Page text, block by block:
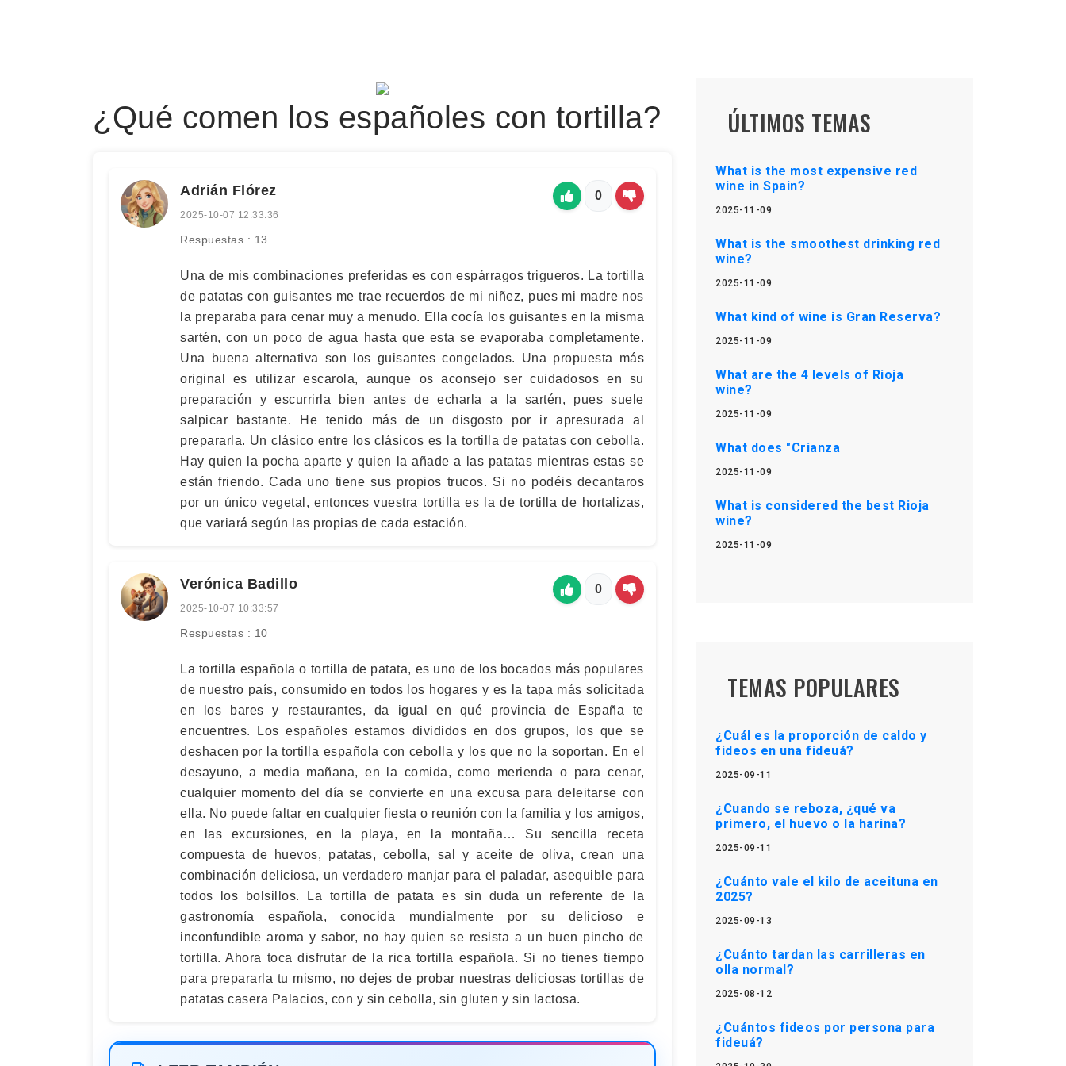
¿Qué comen los españoles con tortilla?
Adrián Flórez
2025-10-07 12:33:36
Respuestas : 13
0
Una de mis combinaciones preferidas es con espárragos trigueros. La tortilla
de patatas con guisantes me trae recuerdos de mi niñez, pues mi madre nos
la preparaba para cenar muy a menudo. Ella cocía los guisantes en la misma
sartén, con un poco de agua hasta que esta se evaporaba completamente.
Una buena alternativa son los guisantes congelados. Una propuesta más
original es utilizar escarola, aunque os aconsejo ser cuidadosos en su
preparación y escurrirla bien antes de echarla a la sartén, pues suele
salpicar bastante. He tenido más de un disgosto por ir apresurada al
prepararla. Un clásico entre los clásicos es la tortilla de patatas con cebolla.
Hay quien la pocha aparte y quien la añade a las patatas mientras estas se
están friendo. Cada uno tiene sus propios trucos. Si no podéis decantaros
por un único vegetal, entonces vuestra tortilla es la de tortilla de hortalizas,
que variará según las propias de cada estación.
Verónica Badillo
2025-10-07 10:33:57
Respuestas : 10
0
La tortilla española o tortilla de patata, es uno de los bocados más populares
de nuestro país, consumido en todos los hogares y es la tapa más solicitada
en los bares y restaurantes, da igual en qué provincia de España te
encuentres. Los españoles estamos divididos en dos grupos, los que se
deshacen por la tortilla española con cebolla y los que no la soportan. En el
desayuno, a media mañana, en la comida, como merienda o para cenar,
cualquier momento del día se convierte en una excusa para deleitarse con
ella. No puede faltar en cualquier fiesta o reunión con la familia y los amigos,
en las excursiones, en la playa, en la montaña… Su sencilla receta
compuesta de huevos, patatas, cebolla, sal y aceite de oliva, crean una
combinación deliciosa, un verdadero manjar para el paladar, asequible para
todos los bolsillos. La tortilla de patata es sin duda un referente de la
gastronomía española, conocida mundialmente por su delicioso e
inconfundible aroma y sabor, no hay quien se resista a un buen pincho de
tortilla. Ahora toca disfrutar de la rica tortilla española. Si no tienes tiempo
para prepararla tu mismo, no dejes de probar nuestras deliciosas tortillas de
patatas casera Palacios, con y sin cebolla, sin gluten y sin lactosa.
ÚLTIMOS TEMAS
What is the most expensive red
wine in Spain?
2025-11-09
What is the smoothest drinking red
wine?
2025-11-09
What kind of wine is Gran Reserva?
2025-11-09
What are the 4 levels of Rioja
wine?
2025-11-09
What does "Crianza
2025-11-09
What is considered the best Rioja
wine?
2025-11-09
TEMAS POPULARES
¿Cuál es la proporción de caldo y
fideos en una fideuá?
2025-09-11
¿Cuando se reboza, ¿qué va
primero, el huevo o la harina?
2025-09-11
¿Cuánto vale el kilo de aceituna en
2025?
2025-09-13
¿Cuánto tardan las carrilleras en
olla normal?
2025-08-12
¿Cuántos fideos por persona para
fideuá?